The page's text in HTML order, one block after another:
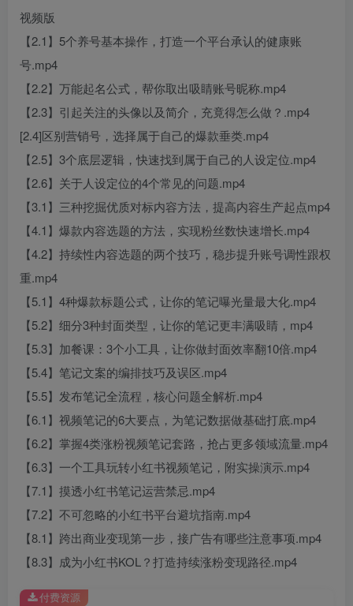
视频版
【2.1】5个养号基本操作，打造一个平台承认的健康账
号.mp4
【2.2】万能起名公式，帮你取出吸睛账号昵称.mp4
【2.3】引起关注的头像以及简介，充竟得怎么做？.mp4
[2.4]区别营销号，选择属于自己的爆款垂类.mp4
【2.5】3个底层逻辑，快速找到属于自己的人设定位.mp4
【2.6】关于人设定位的4个常见的问题.mp4
【3.1】三种挖掘优质对标内容方法，提高内容生产起点mp4
【4.1】爆款内容选题的方法，实现粉丝数快速增长.mp4
【4.2】持续性内容选题的两个技巧，稳步提升账号调性跟权
重.mp4
【5.1】4种爆款标题公式，让你的笔记曝光量最大化.mp4
【5.2】细分3种封面类型，让你的笔记更丰满吸睛，mp4
【5.3】加餐课：3个小工具，让你做封面效率翻10倍.mp4
【5.4】笔记文案的编排技巧及误区.mp4
【5.5】发布笔记全流程，核心问题全解析.mp4
【6.1】视频笔记的6大要点，为笔记数据做基础打底.mp4
【6.2】掌握4类涨粉视频笔记套路，抢占更多领域流量.mp4
【6.3】一个工具玩转小红书视频笔记，附实操演示.mp4
【7.1】摸透小红书笔记运营禁忌.mp4
【7.2】不可忽略的小红书平台避坑指南.mp4
【8.1】跨出商业变现第一步，接广告有哪些注意事项.mp4
【8.3】成为小红书KOL？打造持续涨粉变现路径.mp4
付费资源